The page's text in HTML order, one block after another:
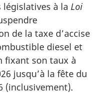
à la Loi
de la taxe d’accise
diesel et
fixant son taux à
jusqu’à la fête du
(inclusivement).